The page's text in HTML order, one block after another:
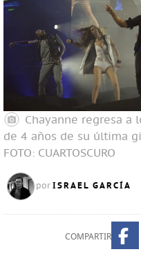
Chayanne regresa a
de 4 años de su última
FOTO: CUARTOSCURO
por ISRAEL GARCÍA
COMPARTIR